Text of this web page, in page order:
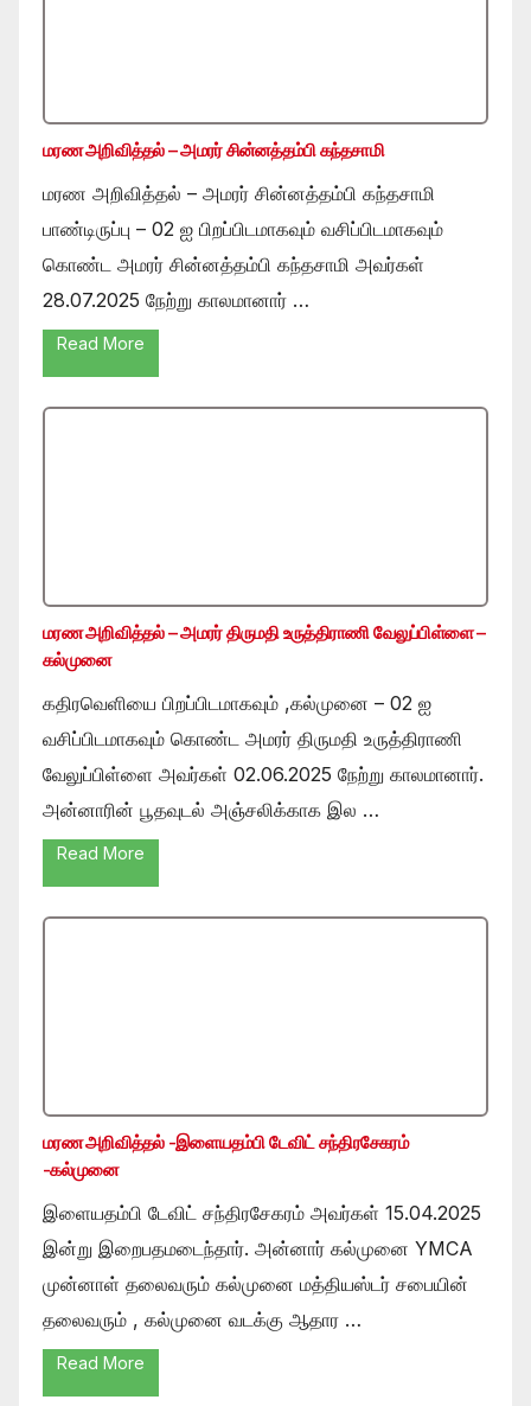
மரண அறிவித்தல் – அமரர் சின்னத்தம்பி கந்தசாமி
மரண அறிவித்தல் – அமரர் சின்னத்தம்பி கந்தசாமி
பாண்டிருப்பு – 02 ஐ பிறப்பிடமாகவும் வசிப்பிடமாகவும்
கொண்ட அமரர் சின்னத்தம்பி கந்தசாமி அவர்கள்
28.07.2025 நேற்று காலமானார் …
Read More
மரண அறிவித்தல் – அமரர் திருமதி உருத்திராணி வேலுப்பிள்ளை –
கல்முனை
கதிரவெளியை பிறப்பிடமாகவும் ,கல்முனை – 02 ஐ
வசிப்பிடமாகவும் கொண்ட அமரர் திருமதி உருத்திராணி
வேலுப்பிள்ளை அவர்கள் 02.06.2025 நேற்று காலமானார்.
அன்னாரின் பூதவுடல் அஞ்சலிக்காக இல …
Read More
மரண அறிவித்தல் -இளையதம்பி டேவிட் சந்திரசேகரம்
-கல்முனை
இளையதம்பி டேவிட் சந்திரசேகரம் அவர்கள் 15.04.2025
இன்று இறைபதமடைந்தார். அன்னார் கல்முனை YMCA
முன்னாள் தலைவரும் கல்முனை மத்தியஸ்டர் சபையின்
தலைவரும் , கல்முனை வடக்கு ஆதார …
Read More